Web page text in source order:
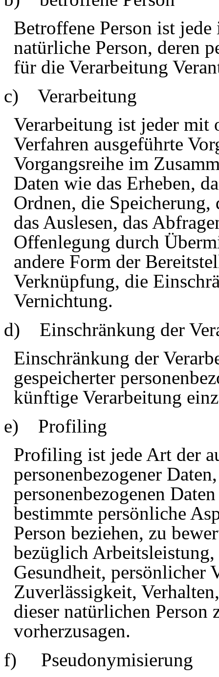
Betroffene Person ist
natürliche Person, deren
für die Verarbeitung
c) Verarbeitung
Verarbeitung ist jeder mit
Verfahren ausgeführte
Vorgangsreihe im
Daten wie das Erheben,
Ordnen, die Speicherung,
das Auslesen, das
Offenlegung durch
andere Form der
Verknüpfung, die
Vernichtung.
d) Einschränkung der
Einschränkung der
gespeicherter
künftige Verarbeitung
e) Profiling
Profiling ist jede Art der
personenbezogener
personenbezogenen
bestimmte persönliche
Person beziehen, zu
bezüglich
Gesundheit, persönlicher
Zuverlässigkeit,
dieser natürlichen Person
vorherzusagen.
f) Pseudonymisierung